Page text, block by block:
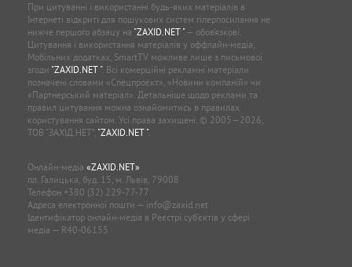
При цитуванні і використанні будь-яких матеріалів в
Інтернеті відкриті для пошукових систем гіперпосилання не
нижче першого абзацу на "ZAXID.NET "— обов’язкові.
Цитування і використання матеріалів у оффлайн-медіа,
Мобільних додатках, SmartTV можливе лише з письмової
згоди "ZAXID.NET ". Всі комерційні рекламні матеріали
позначені словами «Спецпроєкт», «Новини компаній» чи
«Партнерський матеріал». Детальніше щодо реклами та
правил цитування можна ознайомитись в правилах
користування сайтом. Усі права захищені. © 2005—2026,
ТОВ “ЗАХІД.НЕТ”, "ZAXID.NET ".
Онлайн-медіа «ZAXID.NET»
пл. Галицька, буд. 15, м. Львів, 79008
Телефон +380 (32) 229-77-77
Адреса електронної пошти — info@zaxid.net
Ідентифікатор онлайн-медіа в Реєстрі суб'єктів у сфері
медіа — R40-06155